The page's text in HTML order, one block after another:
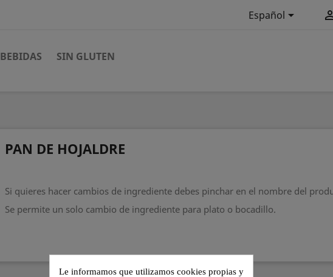
Español
BEBIDAS SIN GLUTEN
PAN DE HOJALDRE
Si quieres hacer cambios de ingrediente debes pinchar en el nombre del
Se permite un solo cambio de ingrediente para plato o bocadillo.
Le informamos que utilizamos cookies propias y